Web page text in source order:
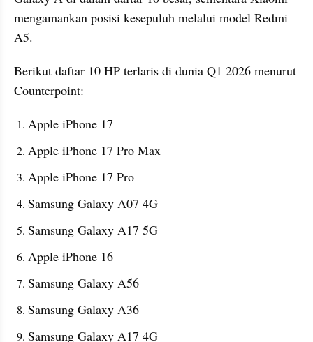
mengamankan posisi kesepuluh melalui model Redmi
A5.
Berikut daftar 10 HP terlaris di dunia Q1 2026 menurut
Counterpoint:
Apple iPhone 17
Apple iPhone 17 Pro Max
Apple iPhone 17 Pro
Samsung Galaxy A07 4G
Samsung Galaxy A17 5G
Apple iPhone 16
Samsung Galaxy A56
Samsung Galaxy A36
Samsung Galaxy A17 4G